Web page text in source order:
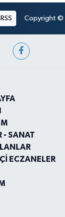
RSS Copyright ©
- SANAT
ECZANELER